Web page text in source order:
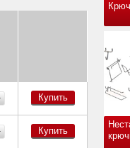
Купить
Купить